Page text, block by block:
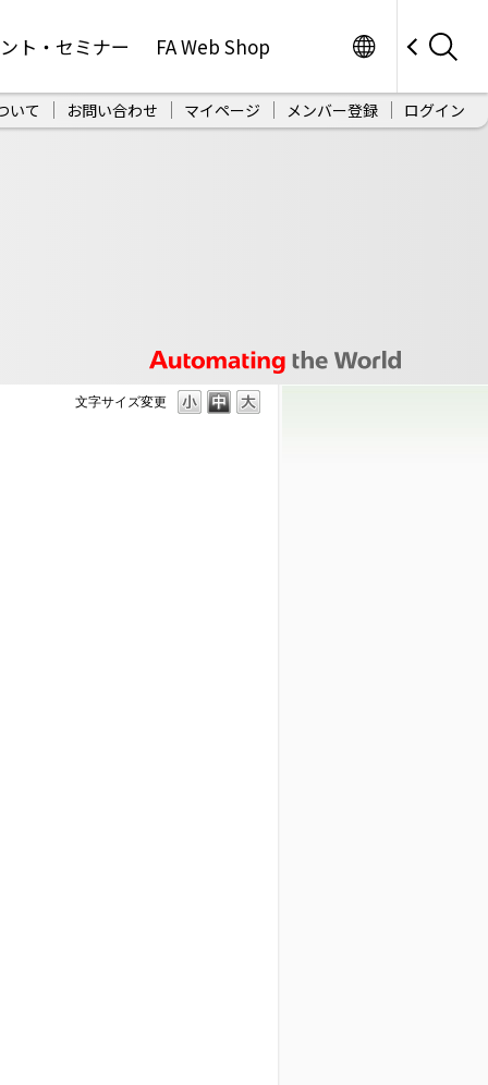
ト・セミナー FA Web Shop
いて お問い合わせ マイページ メンバー登録 ログイン
文字サイズ変更